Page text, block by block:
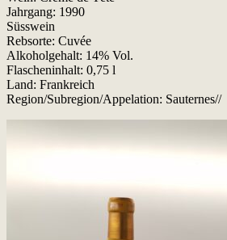
Jahrgang: 1990
Süsswein
Rebsorte: Cuvée
Alkoholgehalt: 14% Vol.
Flascheninhalt: 0,75 l
Land: Frankreich
Region/Subregion/Appelation: Sauternes//